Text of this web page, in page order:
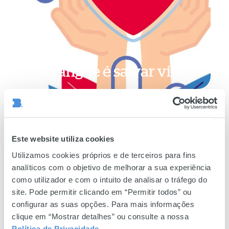
Este website utiliza cookies
Utilizamos cookies próprios e de terceiros para fins
analíticos com o objetivo de melhorar a sua experiência
como utilizador e com o intuito de analisar o tráfego do
site. Pode permitir clicando em “Permitir todos” ou
configurar as suas opções. Para mais informações
clique em “Mostrar detalhes” ou consulte a nossa
Dar sangue é salvar vidas
Dê
no
São
João
de
Braga